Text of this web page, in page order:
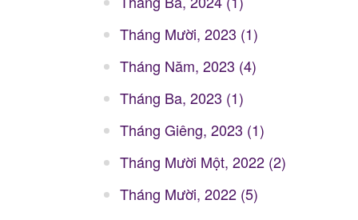
Tháng Mười, 2023 (1)
Tháng Năm, 2023 (4)
Tháng Ba, 2023 (1)
Tháng Giêng, 2023 (1)
Tháng Mười Một, 2022 (2)
Tháng Mười, 2022 (5)